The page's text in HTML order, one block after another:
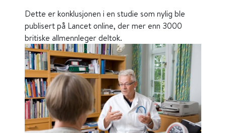
Dette er konklusjonen i en studie som nylig ble
publisert på Lancet online, der mer enn 3000
britiske allmennleger deltok.